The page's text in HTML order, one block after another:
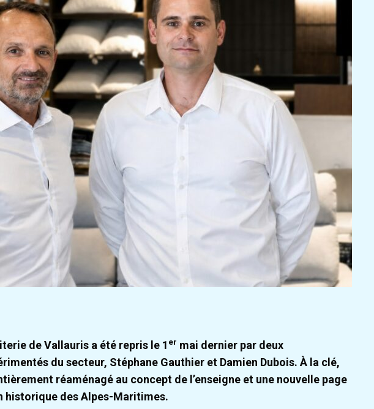
de Vallauris a été repris le 1 er mai dernier par deux
du secteur, Stéphane Gauthier et Damien Dubois. À la clé,
réaménagé au concept de l’enseigne et une nouvelle page
historique des Alpes-Maritimes.